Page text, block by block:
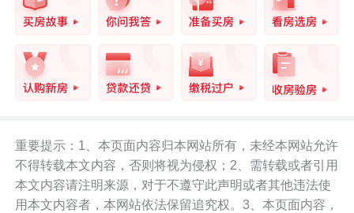
重要提示：1、本页面内容归本网站所有，未经本网站允许
不得转载本文内容，否则将视为侵权；2、需转载或者引用
本文内容请注明来源，对于不遵守此声明或者其他违法使
用本文内容者，本网站依法保留追究权。3、本页面内容，